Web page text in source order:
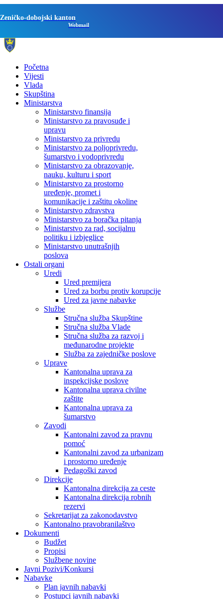
Zeničko-dobojski kanton
Webmail
Početna
Vijesti
Vlada
Skupština
Ministarstva
Ministarstvo finansija
Ministarstvo za pravosuđe i
upravu
Ministarstvo za privredu
Ministarstvo za poljoprivredu,
šumarstvo i vodoprivredu
Ministarstvo za obrazovanje,
nauku, kulturu i sport
Ministarstvo za prostorno
uređenje, promet i
komunikacije i zaštitu okoline
Ministarstvo zdravstva
Ministarstvo za boračka pitanja
Ministarstvo za rad, socijalnu
politiku i izbjeglice
Ministarstvo unutrašnjih
poslova
Ostali organi
Uredi
Ured premijera
Ured za borbu protiv korupcije
Ured za javne nabavke
Službe
Stručna služba Skupštine
Stručna služba Vlade
Stručna služba za razvoj i
međunarodne projekte
Služba za zajedničke poslove
Uprave
Kantonalna uprava za
inspekcijske poslove
Kantonalna uprava civilne
zaštite
Kantonalna uprava za
šumarstvo
Zavodi
Kantonalni zavod za pravnu
pomoć
Kantonalni zavod za urbanizam
i prostorno uređenje
Pedagoški zavod
Direkcije
Kantonalna direkcija za ceste
Kantonalna direkcija robnih
rezervi
Sekretarijat za zakonodavstvo
Kantonalno pravobranilaštvo
Dokumenti
Budžet
Propisi
Službene novine
Javni Pozivi/Konkursi
Nabavke
Plan javnih nabavki
Postupci javnih nabavki